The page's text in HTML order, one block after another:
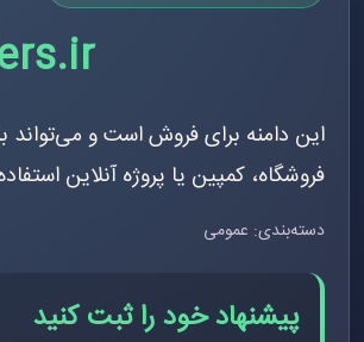
این دامنه برای فروش است و می‌تواند
فروشگاه، کمپین یا پروژه آنلاین
دسته‌بندی: عمومی
پیشنهاد خود را ثبت کنید